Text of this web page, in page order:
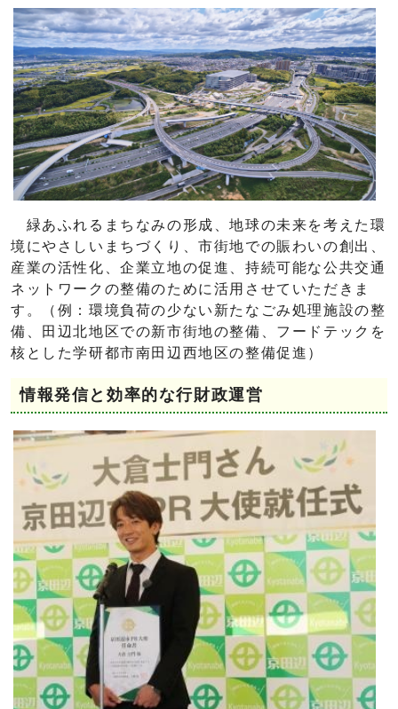
緑あふれるまちなみの形成、地球の未来を考えた環
境にやさしいまちづくり、市街地での賑わいの創出、
産業の活性化、企業立地の促進、持続可能な公共交通
ネットワークの整備のために活用させていただきま
す。（例：環境負荷の少ない新たなごみ処理施設の整
備、田辺北地区での新市街地の整備、フードテックを
核とした学研都市南田辺西地区の整備促進）
情報発信と効率的な行財政運営